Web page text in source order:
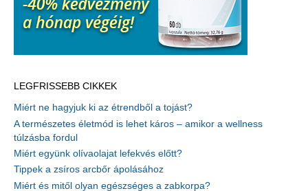
LEGFRISSEBB CIKKEK
Miért ne hagyjuk ki az étrendből a tojást?
A természetes életmód is lehet káros – amikor a wellness
túlzásba fordul
Miért együnk olívaolajat lefekvés előtt?
Tippek a zsíros arcbőr ápolásához
Miért és mitől olyan egészséges a zabkorpa?